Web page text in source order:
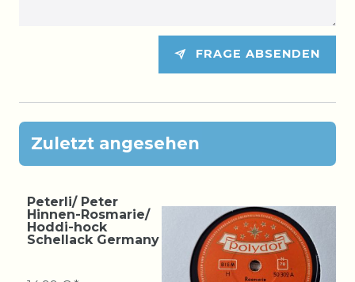
FRAGE ABSENDEN
Zuletzt angesehen
Peterli/ Peter
Hinnen-Rosmarie/
Hoddi-hock
Schellack Germany